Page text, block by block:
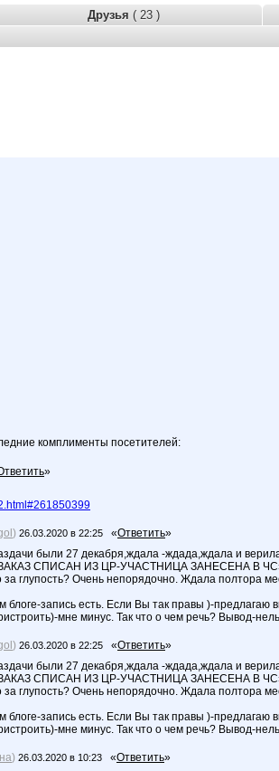
Друзья ( 23 )
комплименты посетителей:
»
) 26.03.2020 в 22:25 «Ответить»
были 27 декабря,ждала -ждада,ждала и
СПИСАН ИЗ ЦР-УЧАСТНИЦА ЗАНЕСЕНА В
за глупость? Очень непорядочно. Ждала полтора
запись есть. Если Вы так правы )-
мне минус. Так что о чем речь? Вывод-
) 26.03.2020 в 22:25 «Ответить»
были 27 декабря,ждала -ждада,ждала и
СПИСАН ИЗ ЦР-УЧАСТНИЦА ЗАНЕСЕНА В
за глупость? Очень непорядочно. Ждала полтора
запись есть. Если Вы так правы )-
мне минус. Так что о чем речь? Вывод-
) 26.03.2020 в 10:23 «Ответить»